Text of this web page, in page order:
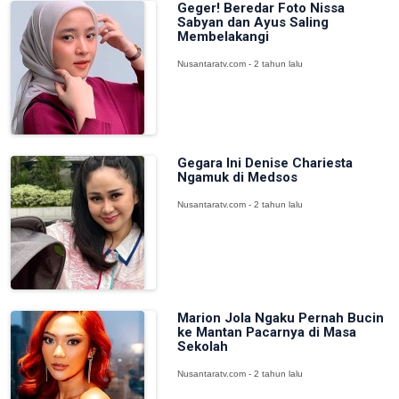
Geger! Beredar Foto Nissa
Sabyan dan Ayus Saling
Membelakangi
Nusantaratv.com - 2 tahun lalu
Gegara Ini Denise Chariesta
Ngamuk di Medsos
Nusantaratv.com - 2 tahun lalu
Marion Jola Ngaku Pernah Bucin
ke Mantan Pacarnya di Masa
Sekolah
Nusantaratv.com - 2 tahun lalu